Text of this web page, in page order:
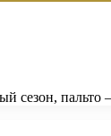
сезон,